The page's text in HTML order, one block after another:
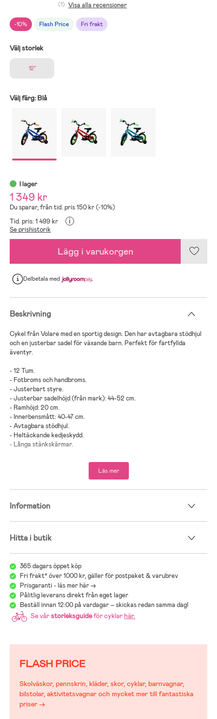
-10% Flash Price Fri frakt
(1) Visa alla recensioner
Välj storlek
12"
Välj färg: Blå
I lager
1 349 kr
Du sparar, från tid. pris 150 kr (-10%)
Tid. pris: 1 499 kr
i
Se prishistorik
Lägg i varukorgen
Delbetalamed
Beskrivning
Cykel från Volare med en sportig design. Den har avtagbara stödhjul
och en justerbar sadel för växande barn. Perfekt för fartfyllda
äventyr.
- 12 Tum.
- Fotbroms och handbroms.
- Justerbart styre.
- Justerbar sadelhöjd (från mark): 44-52 cm.
- Ramhöjd: 20 cm.
- Innerbensmått: 40-47 cm.
- Avtagbara stödhjul.
- Heltäckande kedjeskydd.
- Långa stänkskärmar.
- Rekommenderad ålder: Från 3 till 4 år.
- Metall, gummi, plast.
Läs mer
Information
Hitta i butik
365 dagars öppet köp
Fri frakt* över 1000 kr, gäller för postpaket & varubrev
Prisgaranti - läs mer här ->
Pålitlig leverans direkt från eget lager
Beställ innan 12:00 på vardagar – skickas redan samma dag!
Se vårstorleksguideför cyklar här.
FLASH PRICE
Skolväskor, pennskrin, kläder, skor, cyklar, barnvagnar,
bilstolar, aktivitetsvagnar och mycket mer till fantastiska
priser →